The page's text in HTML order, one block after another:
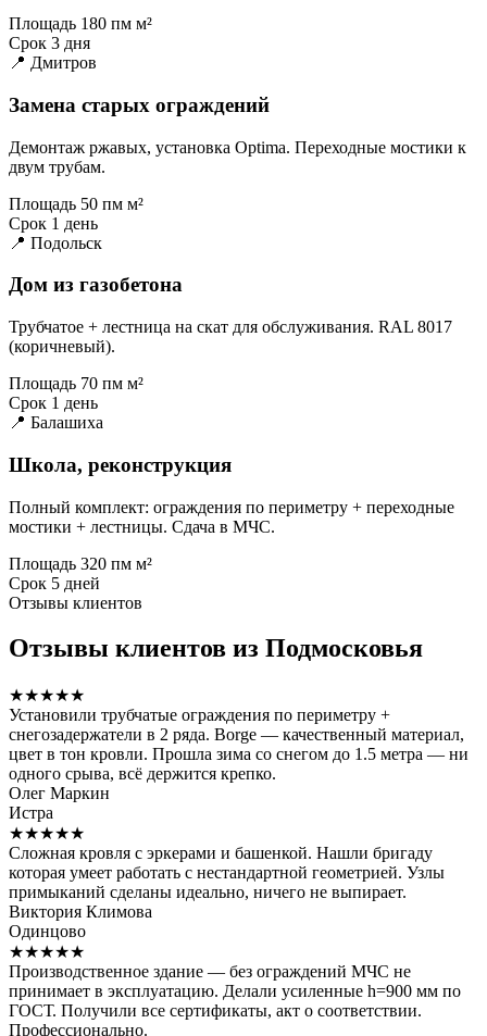
Площадь 180 пм м²
Срок 3 дня
📍 Дмитров
Замена старых ограждений
Демонтаж ржавых, установка Optima. Переходные мостики к
двум трубам.
Площадь 50 пм м²
Срок 1 день
📍 Подольск
Дом из газобетона
Трубчатое + лестница на скат для обслуживания. RAL 8017
(коричневый).
Площадь 70 пм м²
Срок 1 день
📍 Балашиха
Школа, реконструкция
Полный комплект: ограждения по периметру + переходные
мостики + лестницы. Сдача в МЧС.
Площадь 320 пм м²
Срок 5 дней
Отзывы клиентов
Отзывы клиентов из Подмосковья
★★★★★
Установили трубчатые ограждения по периметру +
снегозадержатели в 2 ряда. Borge — качественный материал,
цвет в тон кровли. Прошла зима со снегом до 1.5 метра — ни
одного срыва, всё держится крепко.
Олег Маркин
Истра
★★★★★
Сложная кровля с эркерами и башенкой. Нашли бригаду
которая умеет работать с нестандартной геометрией. Узлы
примыканий сделаны идеально, ничего не выпирает.
Виктория Климова
Одинцово
★★★★★
Производственное здание — без ограждений МЧС не
принимает в эксплуатацию. Делали усиленные h=900 мм по
ГОСТ. Получили все сертификаты, акт о соответствии.
Профессионально.